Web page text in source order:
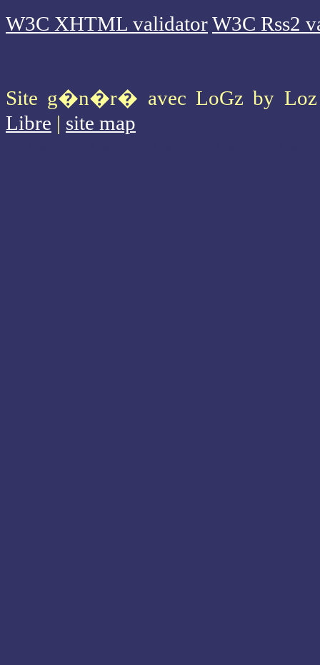
W3C XHTML validatorW3C Rss2
Site g�n�r� avec LoGz by
Libre | site map